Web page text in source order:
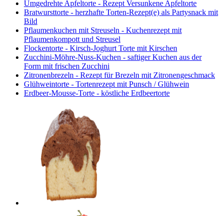
Umgedrehte Apfeltorte - Rezept Versunkene Apfeltorte
Bratwursttorte - herzhafte Torten-Rezept(e) als Partysnack mit
Bild
Pflaumenkuchen mit Streuseln - Kuchenrezept mit
Pflaumenkompott und Streusel
Flockentorte - Kirsch-Joghurt Torte mit Kirschen
Zucchini-Möhre-Nuss-Kuchen - saftiger Kuchen aus der
Form mit frischen Zucchini
Zitronenbrezeln - Rezept für Brezeln mit Zitronengeschmack
Glühweintorte - Tortenrezept mit Punsch / Glühwein
Erdbeer-Mousse-Torte - köstliche Erdbeertorte